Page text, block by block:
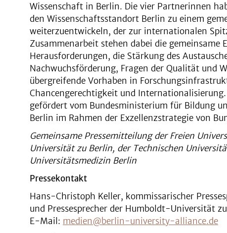
Wissenschaft in Berlin. Die vier Partnerinnen
den Wissenschaftsstandort Berlin zu einem
weiterzuentwickeln, der zur internationalen
Zusammenarbeit stehen dabei die gemeinsame
Herausforderungen, die Stärkung des
Nachwuchsförderung, Fragen der Qualität und
übergreifende Vorhaben in
Chancengerechtigkeit und
gefördert vom Bundesministerium für Bildung
Berlin im Rahmen der Exzellenzstrategie von
Gemeinsame Pressemitteilung der Freien
Universität zu Berlin, der Technischen
Universitätsmedizin Berlin
Pressekontakt
Hans-Christoph Keller, kommissarischer
und Pressesprecher der Humboldt-Universität
E-Mail: medien@berlin-university-alliance.de